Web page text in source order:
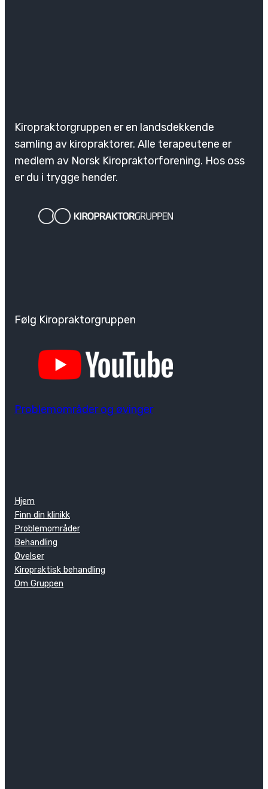
Kiropraktorgruppen er en landsdekkende
samling av kiropraktorer. Alle terapeutene er
medlem av Norsk Kiropraktorforening. Hos oss
er du i trygge hender.
Følg Kiropraktorgruppen
Problemområder og øvinger
Hjem
Finn din klinikk
Problemområder
Behandling
Øvelser
Kiropraktisk behandling
Om Gruppen